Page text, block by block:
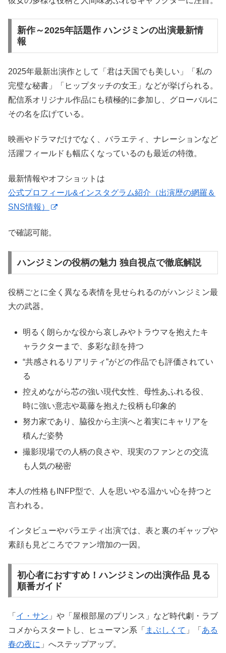
新作～2025年話題作 ハンジミンの出演最新情
報
2025年最新出演作として「君は天国でも美しい」「私の
完璧な秘書」「ヒップタッチの女王」などが挙げられる。
配信系オリジナル作品にも積極的に参加し、グローバルに
その名を広げている。
映画やドラマだけでなく、バラエティ、ナレーションなど
活躍フィールドも幅広くなっているのも最近の特徴。
最新情報やオフショットは
公式プロフィール&インスタグラム紹介（出演歴の網羅＆
SNS情報）
で確認可能。
ハンジミンの役柄の魅力 独自視点で徹底解説
役柄ごとに全く異なる表情を見せられるのがハンジミン最
大の武器。
明るく朗らかな役から哀しみやトラウマを抱えたキ
ャラクターまで、多彩な顔を持つ
“共感されるリアリティ”がどの作品でも評価されてい
る
控えめながら芯の強い現代女性、母性あふれる役、
時に強い意志や葛藤を抱えた役柄も印象的
努力家であり、脇役から主演へと着実にキャリアを
積んだ姿勢
撮影現場での人柄の良さや、現実のファンとの交流
も人気の秘密
本人の性格もINFP型で、人を思いやる温かい心を持つと
言われる。
インタビューやバラエティ出演では、表と裏のギャップや
素顔も見どころでファン増加の一因。
初心者におすすめ！ハンジミンの出演作品 見る
順番ガイド
「 イ・サン 」や「屋根部屋のプリンス」など時代劇・ラブ
コメからスタートし、ヒューマン系「 まぶしくて 」「 ある
春の夜に 」へステップアップ。